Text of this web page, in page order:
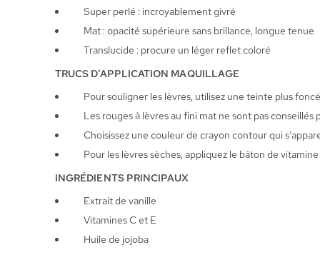
Super perlé : incroyablement givré
Mat : opacité supérieure sans brillance, longue tenue
Translucide : procure un léger reflet coloré
TRUCS D’APPLICATION MAQUILLAGE
Pour souligner les lèvres, utilisez une teinte plus
Les rouges à lèvres au fini mat ne sont pas
Choisissez une couleur de crayon contour qui
Pour les lèvres sèches, appliquez le bâton de
INGRÉDIENTS PRINCIPAUX
Extrait de vanille
Vitamines C et E
Huile de jojoba